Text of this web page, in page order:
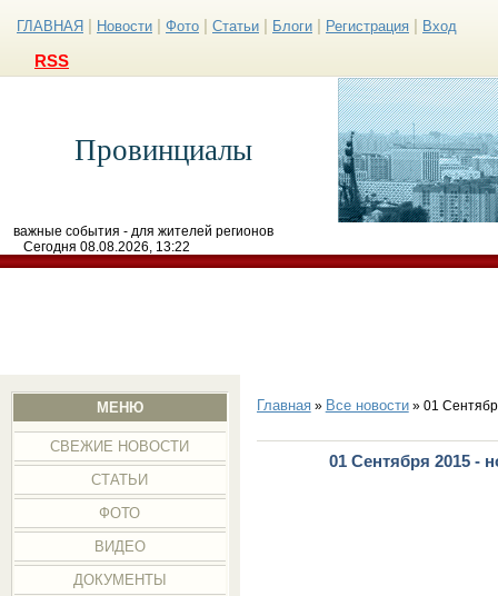
ГЛАВНАЯ Новости Фото Статьи Блоги Регистрация Вход
RSS
Провинциалы
важные события - для жителей регионов
Сегодня 08.08.2026, 13:22
МЕНЮ
СВЕЖИЕ НОВОСТИ
СТАТЬИ
ФОТО
ВИДЕО
ДОКУМЕНТЫ
Главная» Все новости» 01
01 Сентября 2015 -